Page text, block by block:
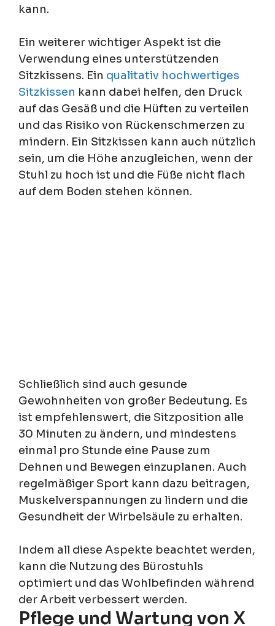
kann.
Ein weiterer wichtiger Aspekt ist die
Verwendung eines unterstützenden
Sitzkissens. Ein qualitativ hochwertiges
Sitzkissen kann dabei helfen, den Druck
auf das Gesäß und die Hüften zu verteilen
und das Risiko von Rückenschmerzen zu
mindern. Ein Sitzkissen kann auch nützlich
sein, um die Höhe anzugleichen, wenn der
Stuhl zu hoch ist und die Füße nicht flach
auf dem Boden stehen können.
Schließlich sind auch gesunde
Gewohnheiten von großer Bedeutung. Es
ist empfehlenswert, die Sitzposition alle
30 Minuten zu ändern, und mindestens
einmal pro Stunde eine Pause zum
Dehnen und Bewegen einzuplanen. Auch
regelmäßiger Sport kann dazu beitragen,
Muskelverspannungen zu lindern und die
Gesundheit der Wirbelsäule zu erhalten.
Indem all diese Aspekte beachtet werden,
kann die Nutzung des Bürostuhls
optimiert und das Wohlbefinden während
der Arbeit verbessert werden.
Pflege und Wartung von X